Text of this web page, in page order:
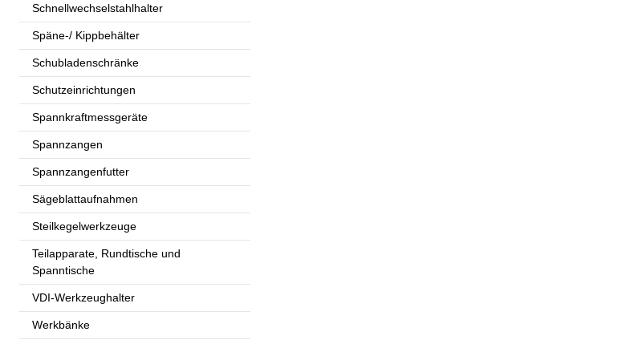
Schnellwechselstahlhalter
Späne-/ Kippbehälter
Schubladenschränke
Schutzeinrichtungen
Spannkraftmessgeräte
Spannzangen
Spannzangenfutter
Sägeblattaufnahmen
Steilkegelwerkzeuge
Teilapparate, Rundtische und
Spanntische
VDI-Werkzeughalter
Werkbänke